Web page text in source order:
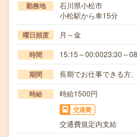
勤務地
石川県小松市
小松駅から車15分
曜日頻度 月～金
時間 15:15～00:0023:30～
期間 長期でお仕事できる方
時給 時給1500円
交通費
交通費規定内支給